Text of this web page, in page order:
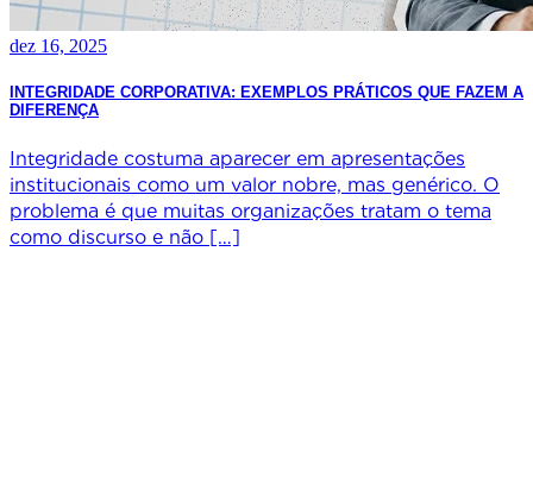
dez 16, 2025
INTEGRIDADE CORPORATIVA: EXEMPLOS PRÁTICOS QUE FAZEM A
DIFERENÇA
Integridade costuma aparecer em apresentações
institucionais como um valor nobre, mas genérico. O
problema é que muitas organizações tratam o tema
como discurso e não […]